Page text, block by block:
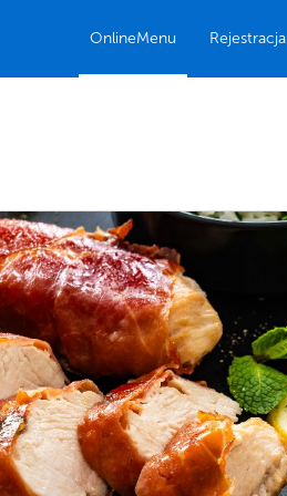
OnlineMenu Rejestracja